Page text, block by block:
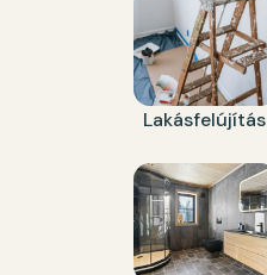
Lakásfelújítás